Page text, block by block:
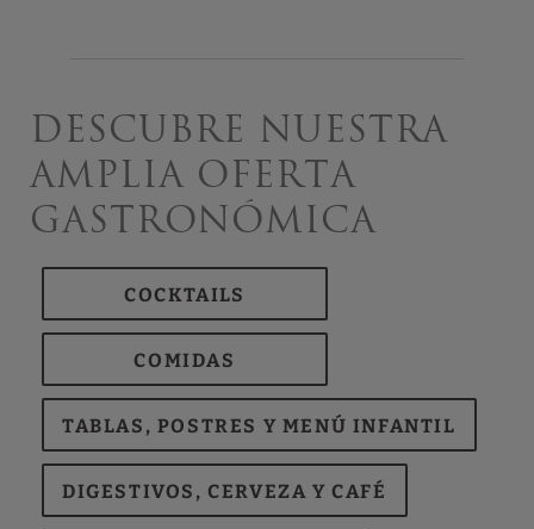
Descubre nuestra
amplia oferta
gastronómica
COCKTAILS
COMIDAS
TABLAS, POSTRES Y MENÚ INFANTIL
DIGESTIVOS, CERVEZA Y CAFÉ